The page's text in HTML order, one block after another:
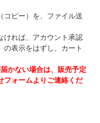
コピー）を、ファイル送
ければ、アカウント承認
表示をはずし、カート
かない場合は、販売予定
フォームよりご連絡くだ